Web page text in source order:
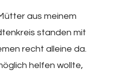
aus meinem
standen mit
recht alleine da.
helfen wollte,